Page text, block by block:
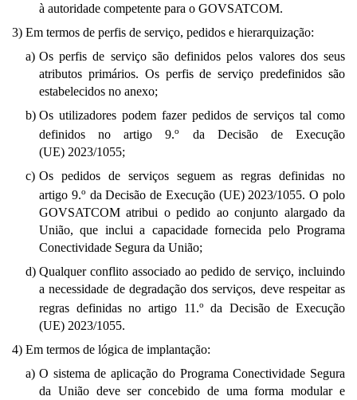
à autoridade competente para o GOVSATCOM.
3) Em termos de perfis de serviço, pedidos e hierarquização:
a) Os perfis de serviço são definidos pelos valores dos seus
atributos primários. Os perfis de serviço predefinidos são
estabelecidos no anexo;
b) Os utilizadores podem fazer pedidos de serviços tal como
definidos no artigo 9.o
da Decisão de Execução
(UE) 2023/1055;
c) Os pedidos de serviços seguem as regras definidas no
artigo 9.o da Decisão de Execução (UE) 2023/1055. O polo
GOVSATCOM atribui o pedido ao conjunto alargado da
União, que inclui a capacidade fornecida pelo Programa
Conectividade Segura da União;
d) Qualquer conflito associado ao pedido de serviço, incluindo
a necessidade de degradação dos serviços, deve respeitar as
regras definidas no artigo 11.o
da Decisão de Execução
(UE) 2023/1055.
4) Em termos de lógica de implantação:
a) O sistema de aplicação do Programa Conectividade Segura
da União deve ser concebido de uma forma modular e